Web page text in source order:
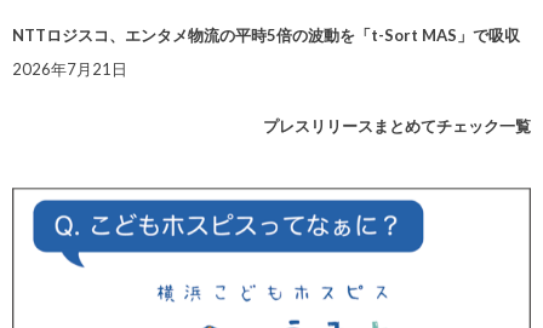
NTTロジスコ、エンタメ物流の平時5倍の波動を「t-Sort MAS」で吸収
2026年7月21日
プレスリリースまとめてチェック一覧